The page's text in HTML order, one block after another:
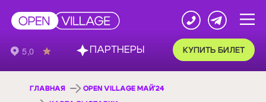
КУПИТЬ БИЛЕТ
ГЛАВНАЯ OPEN VILLAGE МАЙ'24